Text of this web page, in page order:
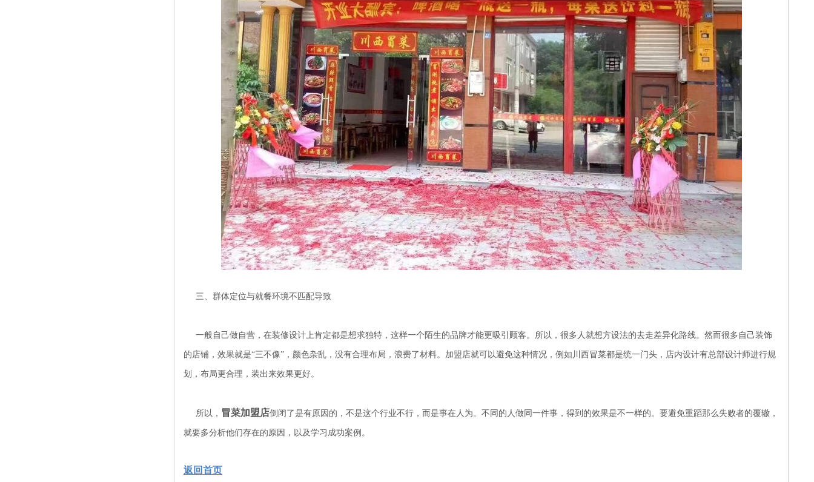
三、群体定位与就餐环境不匹配导致
一般自己做自营，在装修设计上肯定都是想求独特，这样一个陌生的品牌才能更吸引顾客。所以，很多人就想方设法的去走差异化路线。然而很多自己装饰
的店铺，效果就是“三不像”，颜色杂乱，没有合理布局，浪费了材料。加盟店就可以避免这种情况，例如川西冒菜都是统一门头，店内设计有总部设计师进行规
划，布局更合理，装出来效果更好。
所以， 冒菜加盟店倒闭了是有原因的，不是这个行业不行，而是事在人为。不同的人做同一件事，得到的效果是不一样的。要避免重蹈那么失败者的覆辙，
就要多分析他们存在的原因，以及学习成功案例。
返回首页